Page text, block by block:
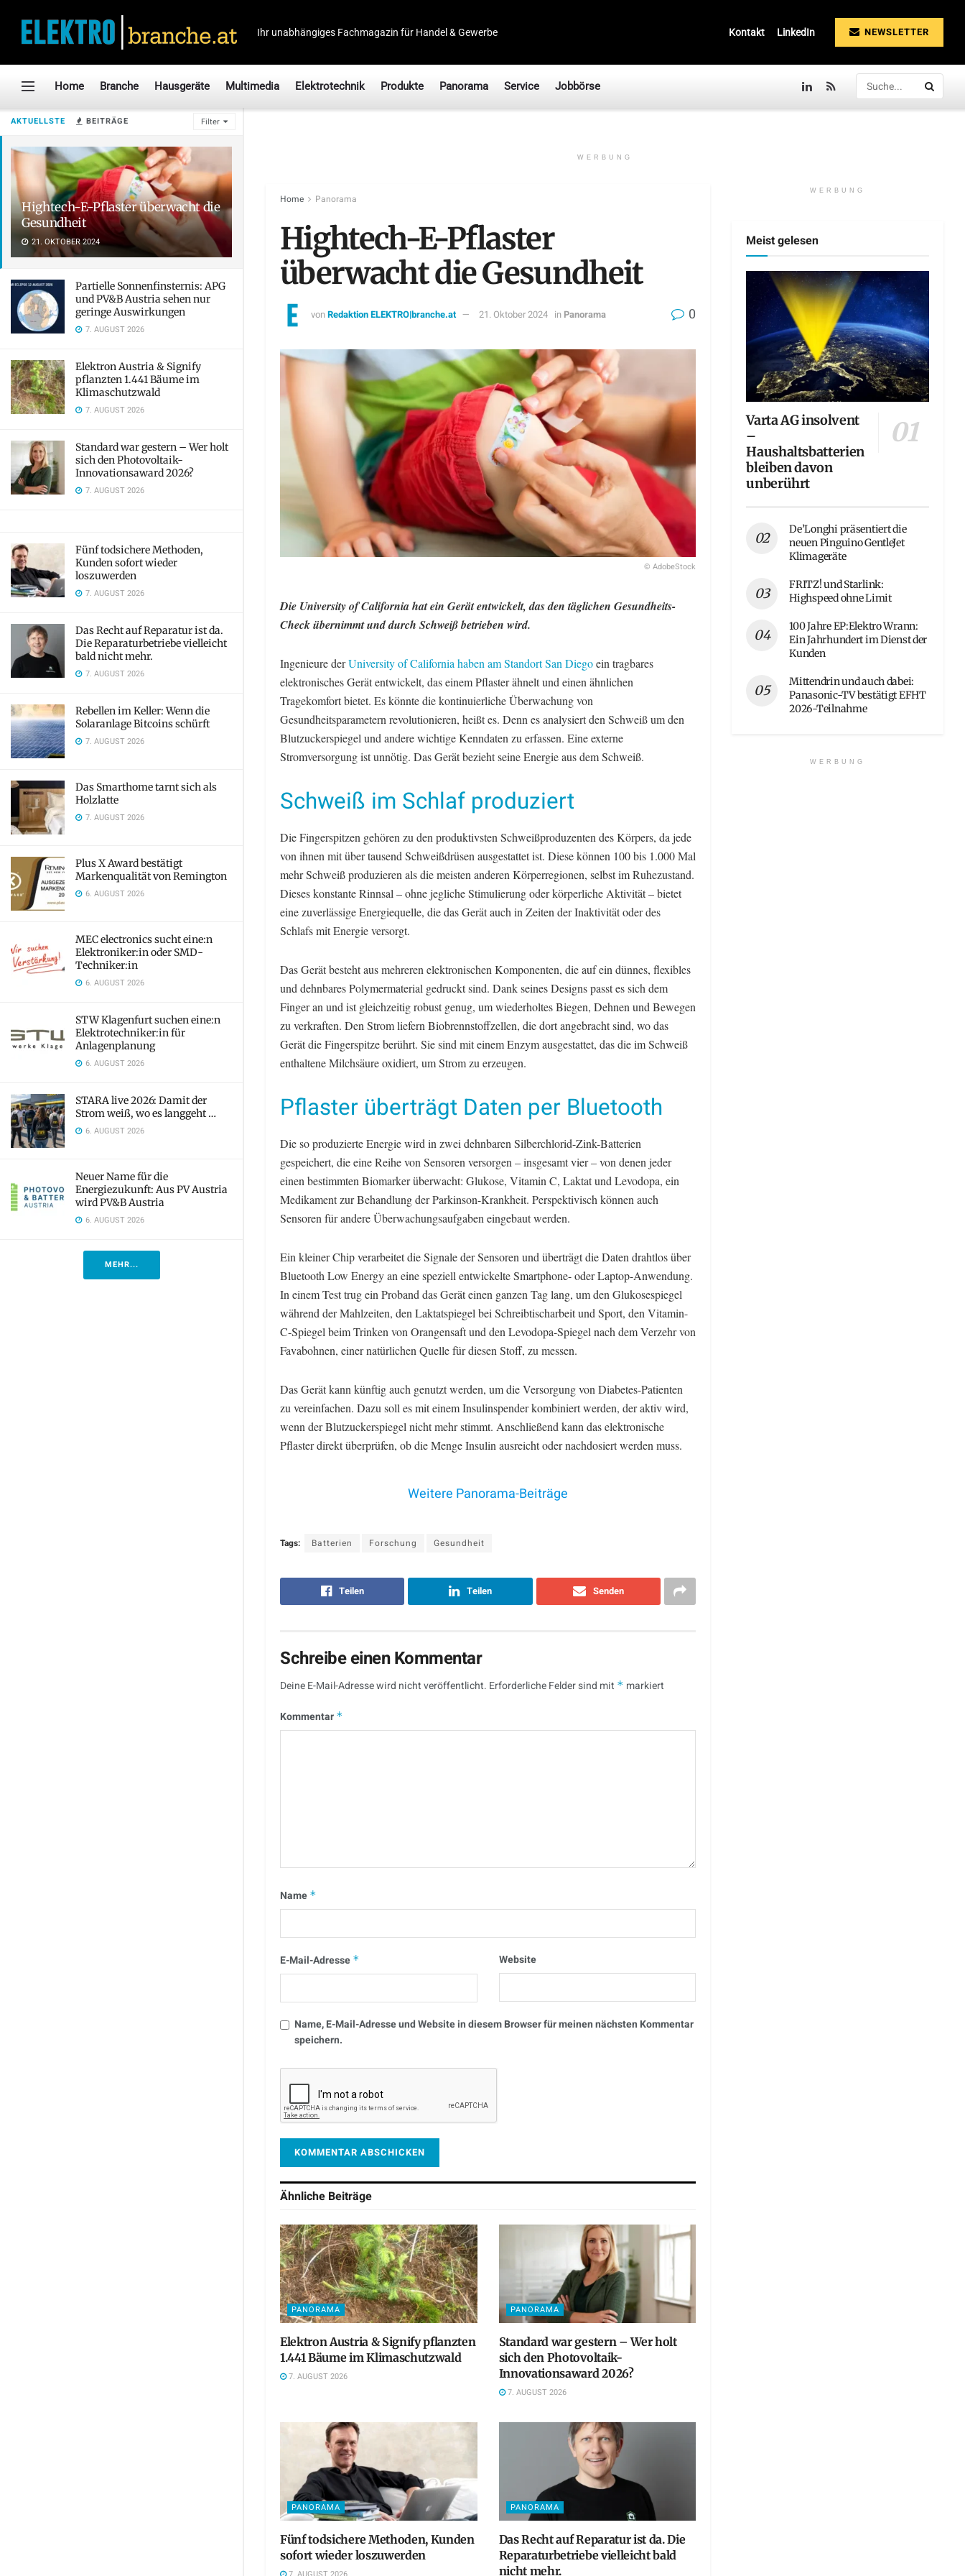
AKTUELLSTE BEITRÄGE Filter
Hightech-E-Pflaster überwacht die
Gesundheit
21. OKTOBER 2024
Partielle Sonnenfinsternis: APG
und PV&B Austria sehen nur
geringe Auswirkungen
7. AUGUST 2026
Elektron Austria & Signify
pflanzten 1.441 Bäume im
Klimaschutzwald
7. AUGUST 2026
Standard war gestern – Wer holt
sich den Photovoltaik-
Innovationsaward 2026?
7. AUGUST 2026
Fünf todsichere Methoden,
Kunden sofort wieder
loszuwerden
7. AUGUST 2026
Das Recht auf Reparatur ist da.
Die Reparaturbetriebe vielleicht
bald nicht mehr.
7. AUGUST 2026
Rebellen im Keller: Wenn die
Solaranlage Bitcoins schürft
7. AUGUST 2026
Das Smarthome tarnt sich als
Holzlatte
7. AUGUST 2026
Plus X Award bestätigt
Markenqualität von Remington
6. AUGUST 2026
MEC electronics sucht eine:n
Elektroniker:in oder SMD-
Techniker:in
6. AUGUST 2026
STW Klagenfurt suchen eine:n
Elektrotechniker:in für
Anlagenplanung
6. AUGUST 2026
STARA live 2026: Damit der
Strom weiß, wo es langgeht …
6. AUGUST 2026
Neuer Name für die
Energiezukunft: Aus PV Austria
wird PV&B Austria
6. AUGUST 2026
MEHR...
Ihr unabhängiges Fachmagazin für Handel & Gewerbe Kontakt LinkedIn NEWSLETTER
Home Branche Hausgeräte Multimedia Elektrotechnik Produkte Panorama Service Jobbörse
WERBUNG
Home Panorama
Hightech-E-Pflaster
überwacht die Gesundheit
vonRedaktion ELEKTRO|branche.at 21. Oktober 2024 in Panorama 0
© AdobeStock
Die University of California hat ein Gerät entwickelt, das den täglichen Gesundheits-
Check übernimmt und durch Schweiß betrieben wird.
Ingenieure derUniversity of California haben am Standort San Diegoein tragbares
elektronisches Gerät entwickelt, das einem Pflaster ähnelt und einen ähnlichen
Tragekomfort bietet. Es könnte die kontinuierliche Überwachung von
Gesundheitsparametern revolutionieren, heißt es. Denn es analysiert den Schweiß um den
Blutzuckerspiegel und andere wichtige Kenndaten zu erfassen. Eine externe
Stromversorgung ist unnötig. Das Gerät bezieht seine Energie aus dem Schweiß.
Schweiß im Schlaf produziert
Die Fingerspitzen gehören zu den produktivsten Schweißproduzenten des Körpers, da jede
von ihnen mit über tausend Schweißdrüsen ausgestattet ist. Diese können 100 bis 1.000 Mal
mehr Schweiß produzieren als die meisten anderen Körperregionen, selbst im Ruhezustand.
Dieses konstante Rinnsal – ohne jegliche Stimulierung oder körperliche Aktivität – bietet
eine zuverlässige Energiequelle, die das Gerät auch in Zeiten der Inaktivität oder des
Schlafs mit Energie versorgt.
Das Gerät besteht aus mehreren elektronischen Komponenten, die auf ein dünnes, flexibles
und dehnbares Polymermaterial gedruckt sind. Dank seines Designs passt es sich dem
Finger an und ist gleichzeitig robust genug, um wiederholtes Biegen, Dehnen und Bewegen
zu verkraften. Den Strom liefern Biobrennstoffzellen, die dort angebracht sind, wo das
Gerät die Fingerspitze berührt. Sie sind mit einem Enzym ausgestattet, das die im Schweiß
enthaltene Milchsäure oxidiert, um Strom zu erzeugen.
Pflaster überträgt Daten per Bluetooth
Die so produzierte Energie wird in zwei dehnbaren Silberchlorid-Zink-Batterien
gespeichert, die eine Reihe von Sensoren versorgen – insgesamt vier – von denen jeder
einen bestimmten Biomarker überwacht: Glukose, Vitamin C, Laktat und Levodopa, ein
Medikament zur Behandlung der Parkinson-Krankheit. Perspektivisch können auch
Sensoren für andere Überwachungsaufgaben eingebaut werden.
Ein kleiner Chip verarbeitet die Signale der Sensoren und überträgt die Daten drahtlos über
Bluetooth Low Energy an eine speziell entwickelte Smartphone- oder Laptop-Anwendung.
In einem Test trug ein Proband das Gerät einen ganzen Tag lang, um den Glukosespiegel
während der Mahlzeiten, den Laktatspiegel bei Schreibtischarbeit und Sport, den Vitamin-
C-Spiegel beim Trinken von Orangensaft und den Levodopa-Spiegel nach dem Verzehr von
Favabohnen, einer natürlichen Quelle für diesen Stoff, zu messen.
Das Gerät kann künftig auch genutzt werden, um die Versorgung von Diabetes-Patienten
zu vereinfachen. Dazu soll es mit einem Insulinspender kombiniert werden, der aktiv wird,
wenn der Blutzuckerspiegel nicht mehr stimmt. Anschließend kann das elektronische
Pflaster direkt überprüfen, ob die Menge Insulin ausreicht oder nachdosiert werden muss.
Weitere Panorama-Beiträge
Tags: Batterien Forschung Gesundheit
Teilen Teilen Senden
Schreibe einen Kommentar
Deine E-Mail-Adresse wird nicht veröffentlicht. Erforderliche Felder sind mit * markiert
Kommentar *
Name *
E-Mail-Adresse * Website
Name, E-Mail-Adresse und Website in diesem Browser für meinen nächsten Kommentar
speichern.
Ähnliche Beiträge
PANORAMA
Elektron Austria & Signify pflanzten
1.441 Bäume im Klimaschutzwald
7. AUGUST 2026
PANORAMA
Standard war gestern – Wer holt
sich den Photovoltaik-
Innovationsaward 2026?
7. AUGUST 2026
PANORAMA
Fünf todsichere Methoden, Kunden
sofort wieder loszuwerden
PANORAMA
Das Recht auf Reparatur ist da. Die
Reparaturbetriebe vielleicht bald
nicht mehr.
WERBUNG
Meist gelesen
Varta AG insolvent
–
Haushaltsbatterien
bleiben davon
unberührt
De’Longhi präsentiert die
neuen Pinguino GentleJet
Klimageräte
FRITZ! und Starlink:
Highspeed ohne Limit
100 Jahre EP:Elektro Wrann:
Ein Jahrhundert im Dienst der
Kunden
Mittendrin und auch dabei:
Panasonic-TV bestätigt EFHT
2026-Teilnahme
WERBUNG